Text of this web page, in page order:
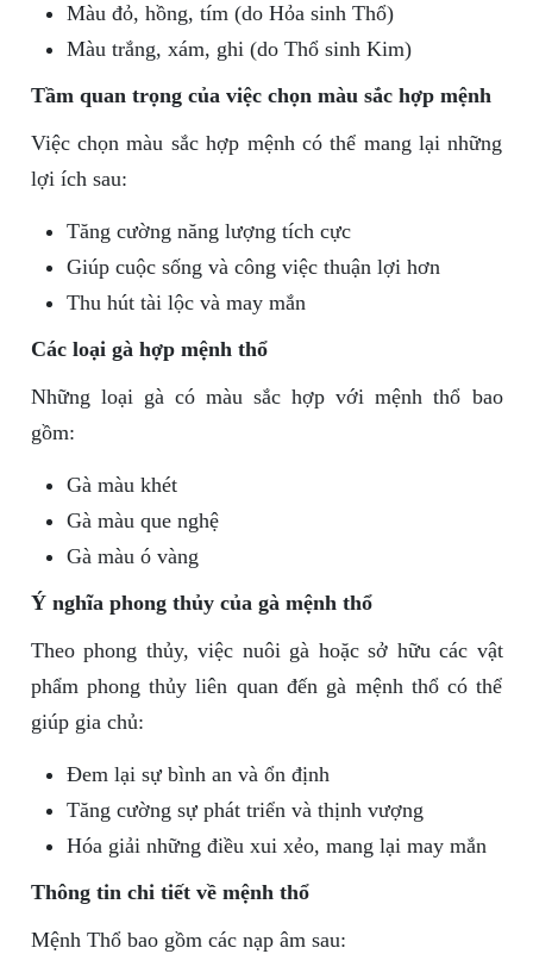
Màu đỏ, hồng, tím (do Hỏa sinh Thổ)
Màu trắng, xám, ghi (do Thổ sinh Kim)
Tầm quan trọng của việc chọn màu sắc hợp mệnh
Việc chọn màu sắc hợp mệnh có thể mang lại những
lợi ích sau:
Tăng cường năng lượng tích cực
Giúp cuộc sống và công việc thuận lợi hơn
Thu hút tài lộc và may mắn
Các loại gà hợp mệnh thổ
Những loại gà có màu sắc hợp với mệnh thổ bao
gồm:
Gà màu khét
Gà màu que nghệ
Gà màu ó vàng
Ý nghĩa phong thủy của gà mệnh thổ
Theo phong thủy, việc nuôi gà hoặc sở hữu các vật
phẩm phong thủy liên quan đến gà mệnh thổ có thể
giúp gia chủ:
Đem lại sự bình an và ổn định
Tăng cường sự phát triển và thịnh vượng
Hóa giải những điều xui xẻo, mang lại may mắn
Thông tin chi tiết về mệnh thổ
Mệnh Thổ bao gồm các nạp âm sau: